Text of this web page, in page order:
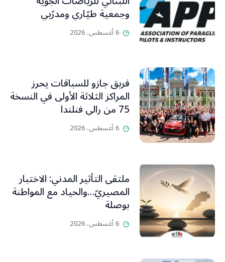
وجمعية طيّاري ومدرّبي
الطيران الشراعي
6 أغسطس، 2026
فريق جازو للسباقات يحرز
المراكز الثلاثة الأولى في النسخة
75 من رالي فنلندا
6 أغسطس، 2026
ملتقى التأثير المدني: الاختبار
المصيريّ…والحياد مع المواطنة
بوصلة
6 أغسطس، 2026